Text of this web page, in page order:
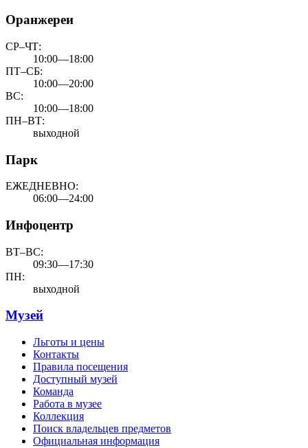
Оранжереи
СР–ЧТ:
10:00—18:00
ПТ–СБ:
10:00—20:00
ВС:
10:00—18:00
ПН–ВТ:
выходной
Парк
ЕЖЕДНЕВНО:
06:00—24:00
Инфоцентр
ВТ–ВС:
09:30—17:30
ПН:
выходной
Музей
Льготы и цены
Контакты
Правила посещения
Доступный музей
Команда
Работа в музее
Коллекция
Поиск владельцев предметов
Официальная информация